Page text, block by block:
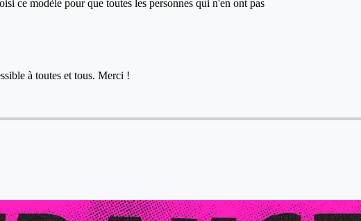
ce modèle pour que toutes les personnes qui n'en ont pas
à toutes et tous. Merci !